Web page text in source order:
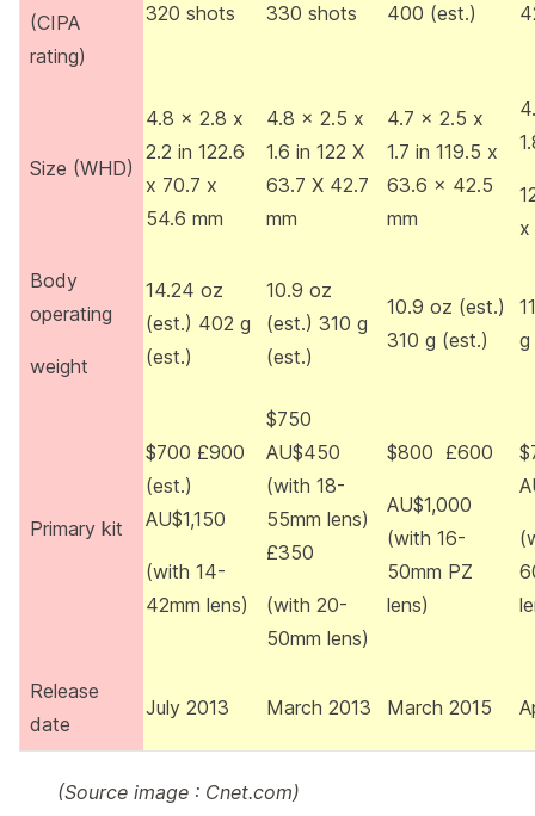
(CIPA
rating)
320 shots 330 shots 400 (est.)
Size (WHD)
4.8 x 2.8 x
2.2 in 122.6
x 70.7 x
54.6 mm
4.8 x 2.5 x
1.6 in 122 X
63.7 X 42.7
mm
4.7 x 2.5 x
1.7 in 119.5 x
63.6 x 42.5
mm
x
Body
operating
weight
14.24 oz
(est.) 402 g
(est.)
10.9 oz
(est.) 310 g
(est.)
10.9 oz (est.)
310 g (est.)
g
Primary kit
$700 £900
(est.)
AU$1,150
(with 14-
42mm lens)
$750
AU$450
(with 18-
55mm lens)
£350
(with 20-
50mm lens)
$800 £600
AU$1,000
(with 16-
50mm PZ
lens)
Release
date
July 2013 March 2013 March 2015
(Source image : Cnet.com)